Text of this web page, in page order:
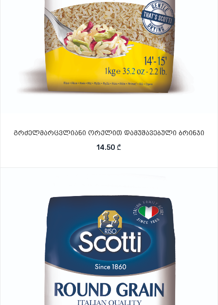
გრძელმარცვლიანი ორქლით დამუშავებული ბრინჯი
14.50 ₾